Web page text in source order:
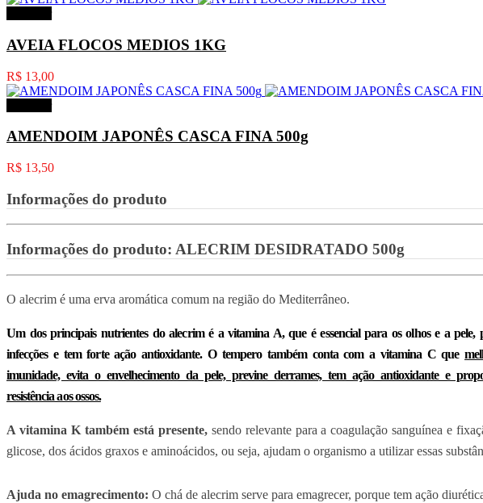
AVEIA FLOCOS MEDIOS 1KG
R$ 13,00
AMENDOIM JAPONÊS CASCA FINA 500g
R$ 13,50
Informações do produto
Informações do produto: ALECRIM DESIDRATADO 500g
O alecrim é uma erva aromática comum na região do Mediterrâneo.
Um dosprincipais nutrientes do alecrimé a vitamina A, que é essencial para os olhos e a pele,
infecçõese tem forte ação antioxidante. O tempero também conta com a vitamina C que
imunidade, evita o envelhecimento da pele, previne derrames, tem ação antioxidante e
resistência aos ossos.
A vitamina K também está presente,sendo relevante para a coagulação sanguínea e
glicose, dos ácidos graxos e aminoácidos, ou seja, ajudam o organismo a utilizar essas
Ajuda no emagrecimento: O chá de alecrim serve para emagrecer, porque tem ação